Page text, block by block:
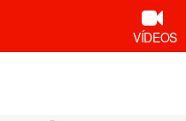
VÍDEOS